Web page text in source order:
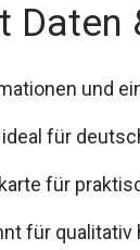
Daten
und
für
für
für